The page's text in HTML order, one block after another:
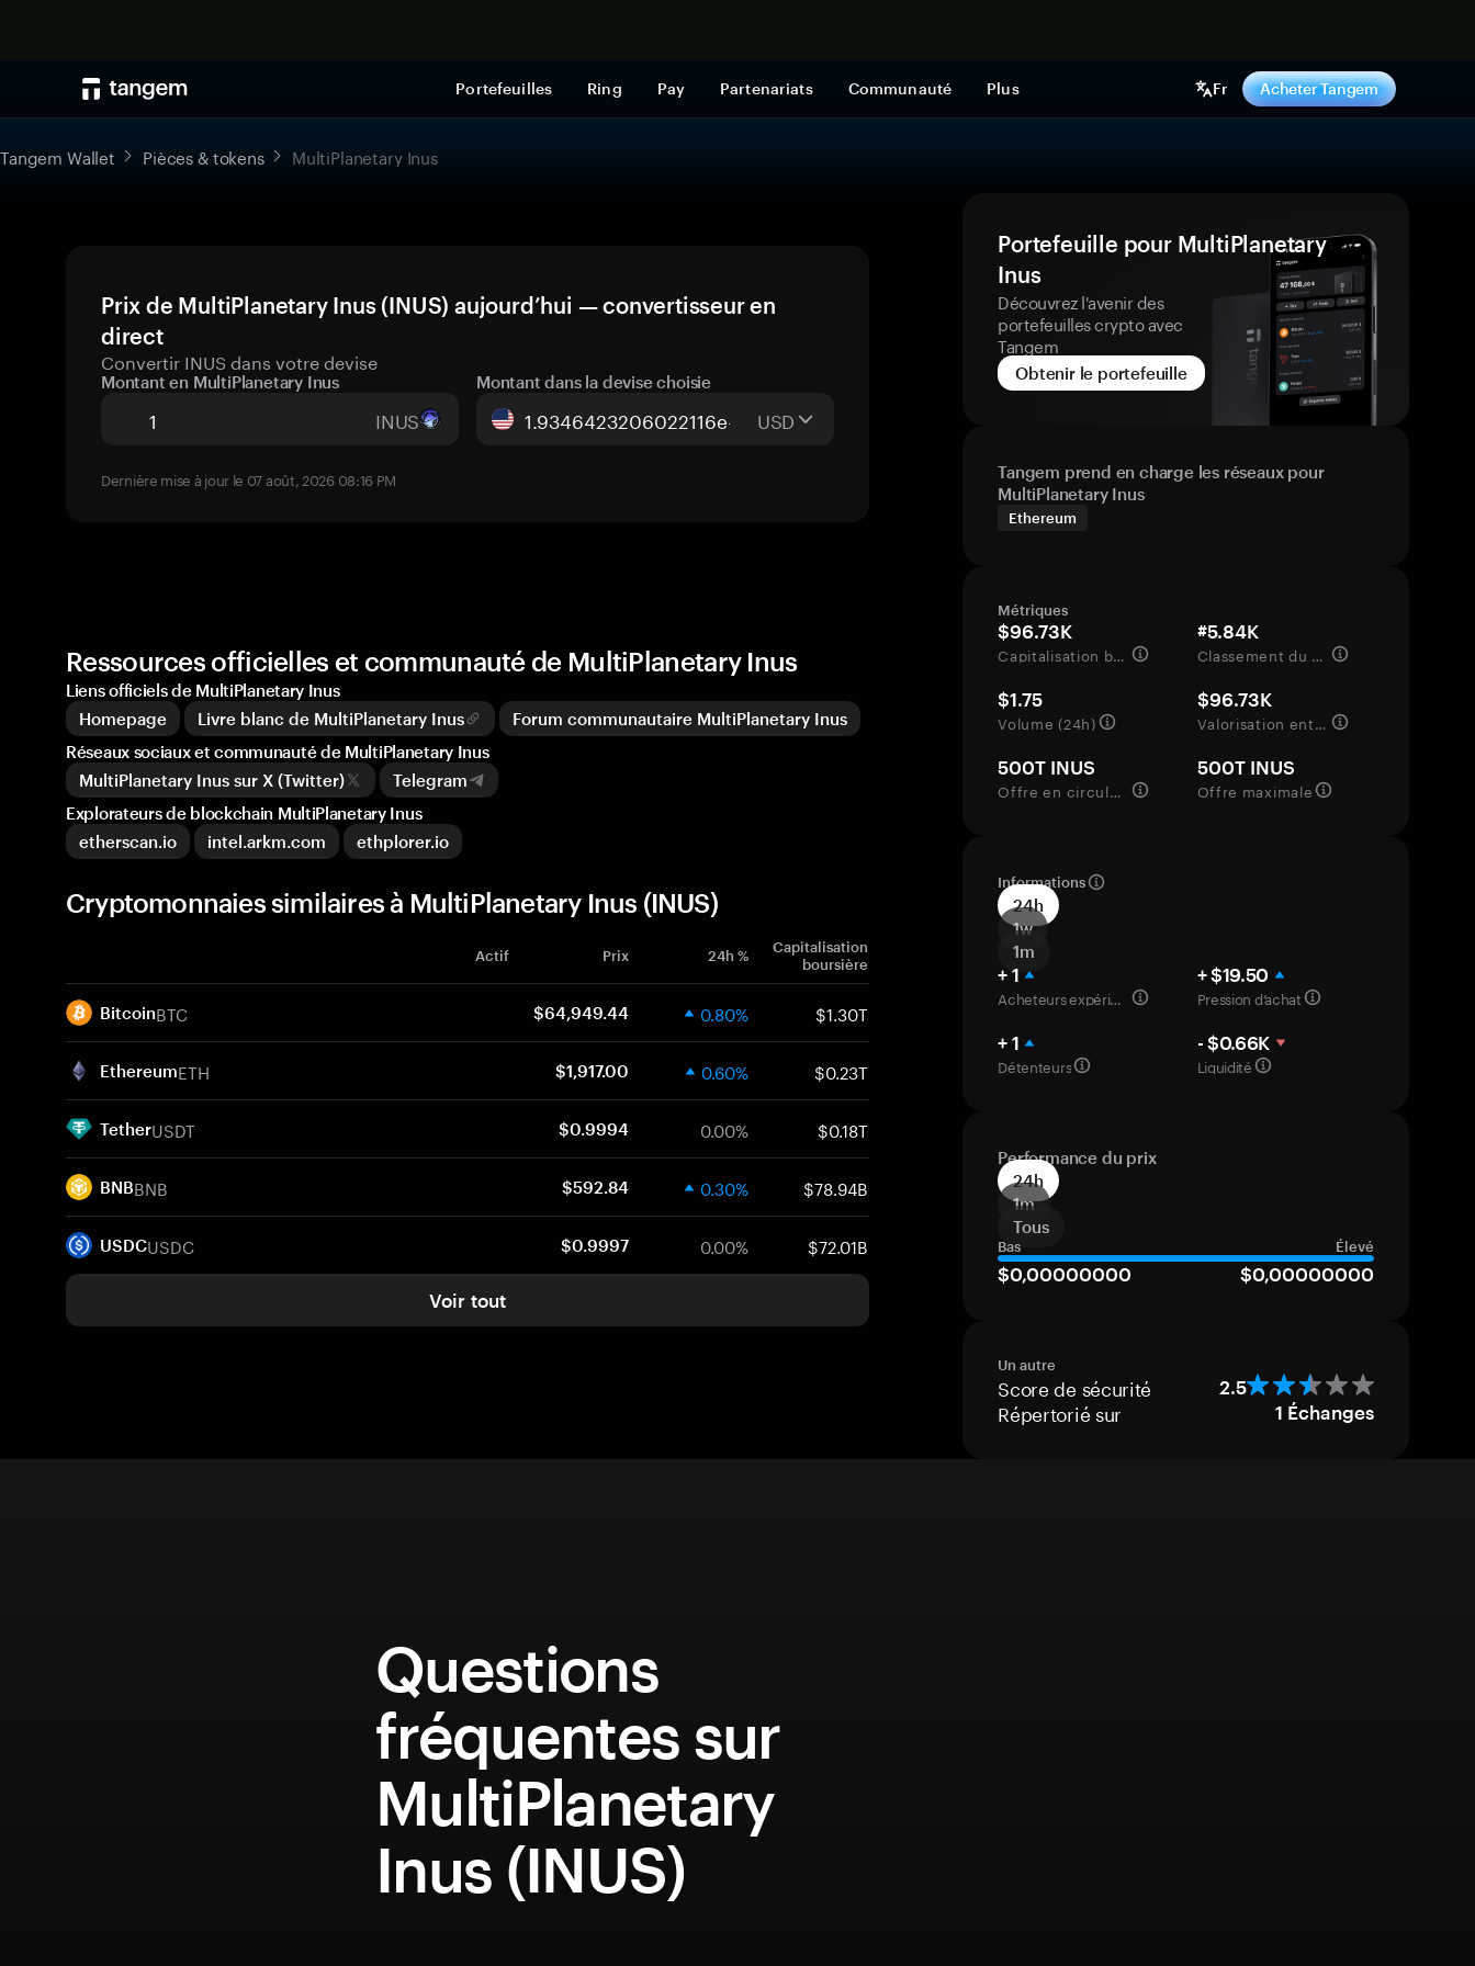
Portefeuilles Ring Pay Partenariats Communauté Plus Fr Acheter Tangem
Tangem Wallet Pièces & tokens MultiPlanetary Inus
Prix de MultiPlanetary Inus (INUS) aujourd’hui — convertisseur en
direct
Convertir INUS dans votre devise
Montant en MultiPlanetary Inus
INUS
Montant dans la devise choisie
USD
Dernière mise à jour le 07 août, 2026 08:16 PM
Portefeuille pour MultiPlanetary
Inus
Découvrez l'avenir des
portefeuilles crypto avec
Tangem
Obtenir le portefeuille
Tangem prend en charge les réseaux pour
MultiPlanetary Inus
Ethereum
Métriques
$96.73K
Capitalisation boursière
#5.84K
Classement du marché
$1.75
Volume (24h)
$96.73K
Valorisation entièrement diluée
500T INUS
Offre en circulation
500T INUS
Offre maximale
Informations
24h
1w
1m
+ 1
Acheteurs expérimentés
+ $19.50
Pression d’achat
+ 1
Détenteurs
- $0.66K
Liquidité
Performance du prix
24h
1m
Tous
Bas Élevé
$0,00000000 $0,00000000
Un autre
Score de sécurité 2.5
Répertorié sur 1 Échanges
Ressources officielles et communauté de MultiPlanetary Inus
Liens officiels de MultiPlanetary Inus
Homepage
Livre blanc de MultiPlanetary Inus
Forum communautaire MultiPlanetary Inus
Réseaux sociaux et communauté de MultiPlanetary Inus
MultiPlanetary Inus sur X (Twitter)
Telegram
Explorateurs de blockchain MultiPlanetary Inus
etherscan.io
intel.arkm.com ethplorer.io
Cryptomonnaies similaires à MultiPlanetary Inus (INUS)
Actif Prix 24h %
Capitalisation
boursière
BitcoinBTC $64,949.44 0.80% $1.30T
EthereumETH $1,917.00 0.60% $0.23T
TetherUSDT $0.9994 0.00% $0.18T
BNBBNB $592.84 0.30% $78.94B
USDCUSDC $0.9997 0.00% $72.01B
Voir tout
Questions
fréquentes sur
MultiPlanetary
Inus (INUS)